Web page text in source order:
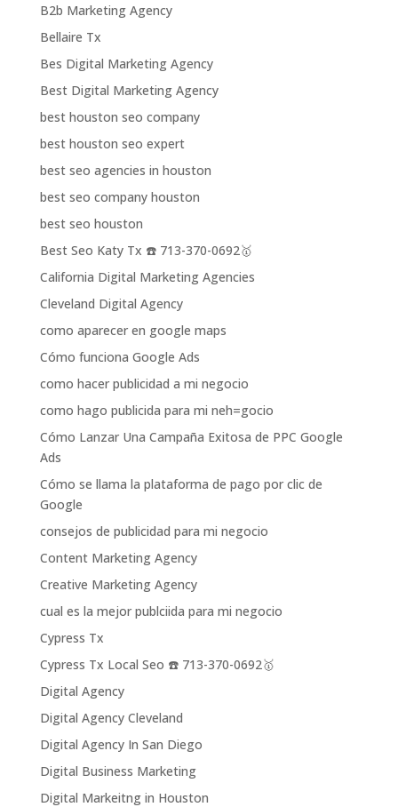
B2b Marketing Agency
Bellaire Tx
Bes Digital Marketing Agency
Best Digital Marketing Agency
best houston seo company
best houston seo expert
best seo agencies in houston
best seo company houston
best seo houston
Best Seo Katy Tx ☎️ 713-370-0692🥇
California Digital Marketing Agencies
Cleveland Digital Agency
como aparecer en google maps
Cómo funciona Google Ads
como hacer publicidad a mi negocio
como hago publicida para mi neh=gocio
Cómo Lanzar Una Campaña Exitosa de PPC Google
Ads
Cómo se llama la plataforma de pago por clic de
Google
consejos de publicidad para mi negocio
Content Marketing Agency
Creative Marketing Agency
cual es la mejor publciida para mi negocio
Cypress Tx
Cypress Tx Local Seo ☎️ 713-370-0692🥇
Digital Agency
Digital Agency Cleveland
Digital Agency In San Diego
Digital Business Marketing
Digital Markeitng in Houston